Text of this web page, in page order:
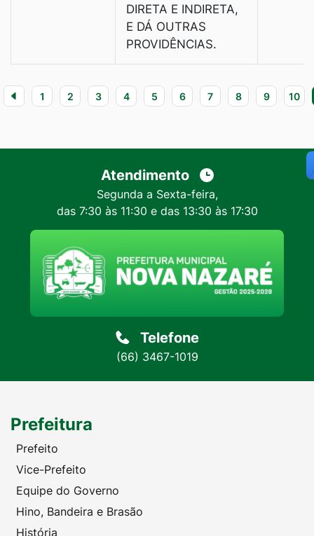
DIRETA E INDIRETA,
E DÁ OUTRAS
PROVIDÊNCIAS.
1 2 3 4 5 6 7 8 9 10
Atendimento
Segunda a Sexta-feira,
das 7:30 às 11:30 e das 13:30 às 17:30
Telefone
(66) 3467-1019
Prefeitura
Prefeito
Vice-Prefeito
Equipe do Governo
Hino, Bandeira e Brasão
História